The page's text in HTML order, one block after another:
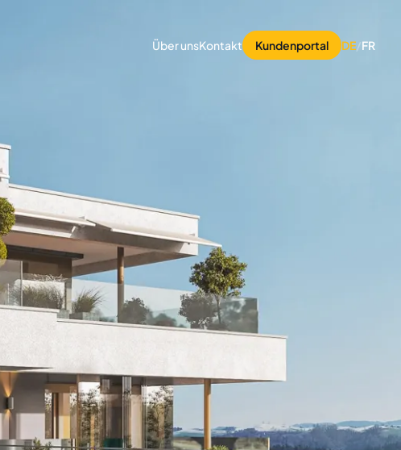
Über unsKontakt Kundenportal DE/FR